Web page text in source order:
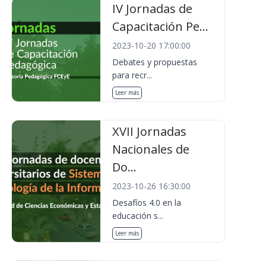
IV Jornadas de
Capacitación Pe...
2023-10-20 17:00:00
Debates y propuestas
para recr...
Leer más
XVII Jornadas
Nacionales de
Do...
2023-10-26 16:30:00
Desafíos 4.0 en la
educación s...
Leer más